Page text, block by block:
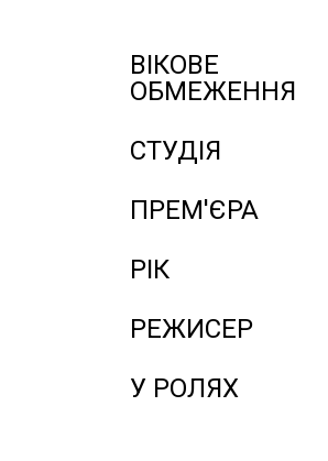
ВІКОВЕ
ОБМЕЖЕННЯ
СТУДІЯ
ПРЕМ'ЄРА
РІК
РЕЖИСЕР
У РОЛЯХ